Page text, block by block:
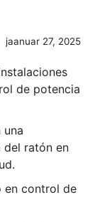
jaanuar 27, 2025
de potencia
una
del ratón en
en control de